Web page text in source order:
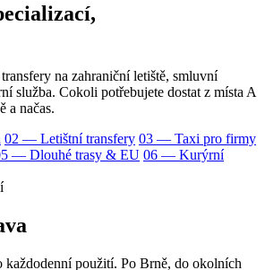
na zahraniční letiště, smluvní
služba. Cokoli potřebujete dostat z místa A
a načas.
02 — Letištní transfery 03 — Taxi pro firmy
— Dlouhé trasy & EU 06 — Kurýrní
každodenní použití. Po Brně, do okolních